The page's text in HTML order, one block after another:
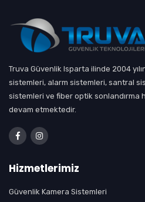
Truva Güvenlik Isparta ilinde 2004
sistemleri, alarm sistemleri, santral
sistemleri ve fiber optik sonlandırma
devam etmektedir.
Hizmetlerimiz
Güvenlik Kamera Sistemleri